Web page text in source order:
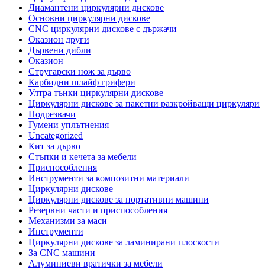
Диамантени циркулярни дискове
Основни циркулярни дискове
CNC циркулярни дискове с държачи
Оказион други
Дървени дибли
Оказион
Стругарски нож за дърво
Карбидни шлайф грифери
Ултра тънки циркулярни дискове
Циркулярни дискове за пакетни разкройващи циркуляри
Подрезвачи
Гумени уплътнения
Uncategorized
Кит за дърво
Стъпки и кечета за мебели
Приспособления
Инструменти за композитни материали
Циркулярни дискове
Циркулярни дискове за портативни машини
Резервни части и приспособления
Механизми за маси
Инструменти
Циркулярни дискове за ламинирани плоскости
За CNC машини
Алуминиеви вратички за мебели